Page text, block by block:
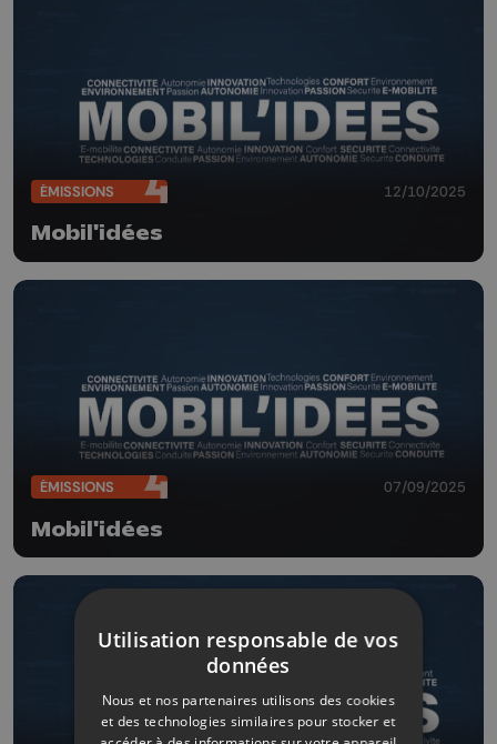
ÉMISSIONS 12/10/2025
Mobil'idées
ÉMISSIONS 07/09/2025
Mobil'idées
Utilisation responsable de vos
données
Nous et nos partenaires utilisons des cookies
et des technologies similaires pour stocker et